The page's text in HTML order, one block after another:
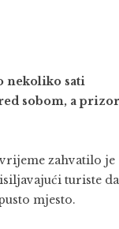
nekoliko sati
sobom, a
zahvatilo je
turiste da
mjesto.